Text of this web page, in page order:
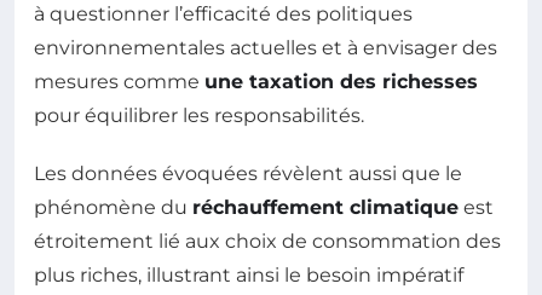
à questionner l’efficacité des politiques
environnementales actuelles et à envisager des
mesures comme une taxation des richesses
pour équilibrer les responsabilités.
Les données évoquées révèlent aussi que le
phénomène du réchauffement climatique est
étroitement lié aux choix de consommation des
plus riches, illustrant ainsi le besoin impératif